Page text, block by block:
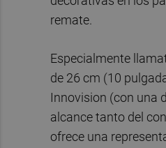
remate.
Especialmente
de 26 cm (10
Innovision (con una
alcance tanto del
ofrece una